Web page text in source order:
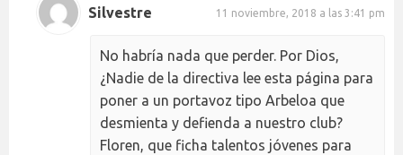
Silvestre 11 noviembre, 2018 a las 3:41 pm
No habría nada que perder. Por Dios,
¿Nadie de la directiva lee esta página para
poner a un portavoz tipo Arbeloa que
desmienta y defienda a nuestro club?
Floren, que ficha talentos jóvenes para